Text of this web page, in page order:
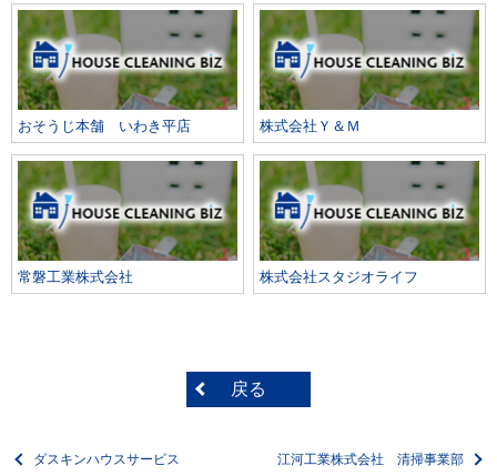
おそうじ本舗 いわき平店 株式会社Ｙ＆Ｍ
常磐工業株式会社 株式会社スタジオライフ
戻る
ダスキンハウスサービス 江河工業株式会社 清掃事業部